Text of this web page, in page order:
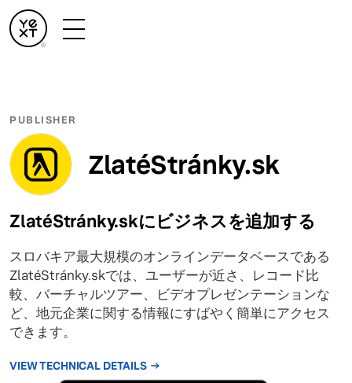
PUBLISHER
ZlatéStránky.sk
ZlatéStránky.skにビジネスを追加する
スロバキア最大規模のオンラインデータベースである
ZlatéStránky.skでは、ユーザーが近さ、レコード比
較、バーチャルツアー、ビデオプレゼンテーションな
ど、地元企業に関する情報にすばやく簡単にアクセス
できます。
VIEW TECHNICAL DETAILS